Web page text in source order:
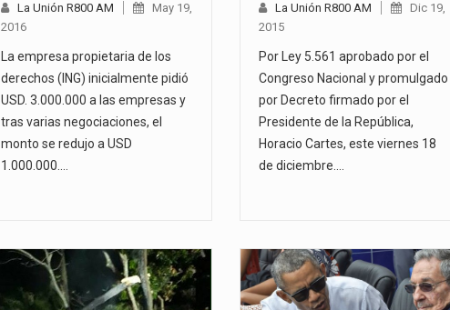
La Unión R800 AM
May 19,
2016
La empresa propietaria de los
derechos (ING) inicialmente pidió
USD. 3.000.000 a las empresas y
tras varias negociaciones, el
monto se redujo a USD
1.000.000.…
La Unión R800 AM
Dic 19,
2015
Por Ley 5.561 aprobado por el
Congreso Nacional y promulgado
por Decreto firmado por el
Presidente de la República,
Horacio Cartes, este viernes 18
de diciembre.…